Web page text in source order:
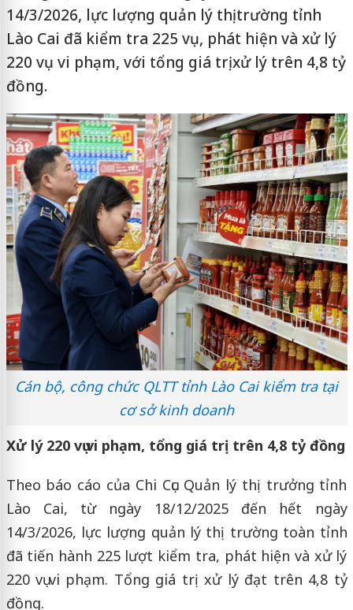
14/3/2026, lực lượng quản lý thị trường tỉnh
Lào Cai đã kiểm tra 225 vụ, phát hiện và xử lý
220 vụ vi phạm, với tổng giá trị xử lý trên 4,8 tỷ
đồng.
Cán bộ, công chức QLTT tỉnh Lào Cai kiểm tra tại
cơ sở kinh doanh
Xử lý 220 vụ vi phạm, tổng giá trị trên 4,8 tỷ đồng
Theo báo cáo của Chi Cục Quản lý thị trưởng tỉnh
Lào Cai, từ ngày 18/12/2025 đến hết ngày
14/3/2026, lực lượng quản lý thị trường toàn tỉnh
đã tiến hành 225 lượt kiểm tra, phát hiện và xử lý
220 vụ vi phạm. Tổng giá trị xử lý đạt trên 4,8 tỷ
đồng.